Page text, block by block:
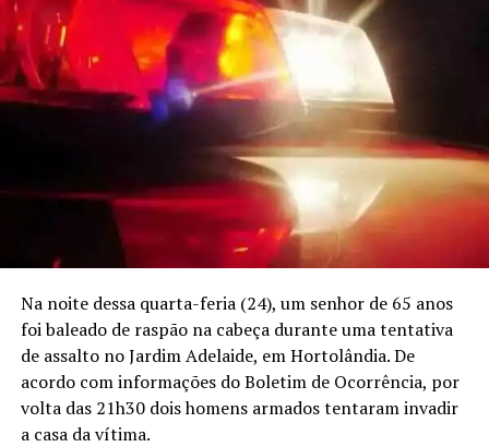
Na noite dessa quarta-feria (24), um senhor de 65 anos
foi baleado de raspão na cabeça durante uma tentativa
de assalto no Jardim Adelaide, em Hortolândia. De
acordo com informações do Boletim de Ocorrência, por
volta das 21h30 dois homens armados tentaram invadir
a casa da vítima.